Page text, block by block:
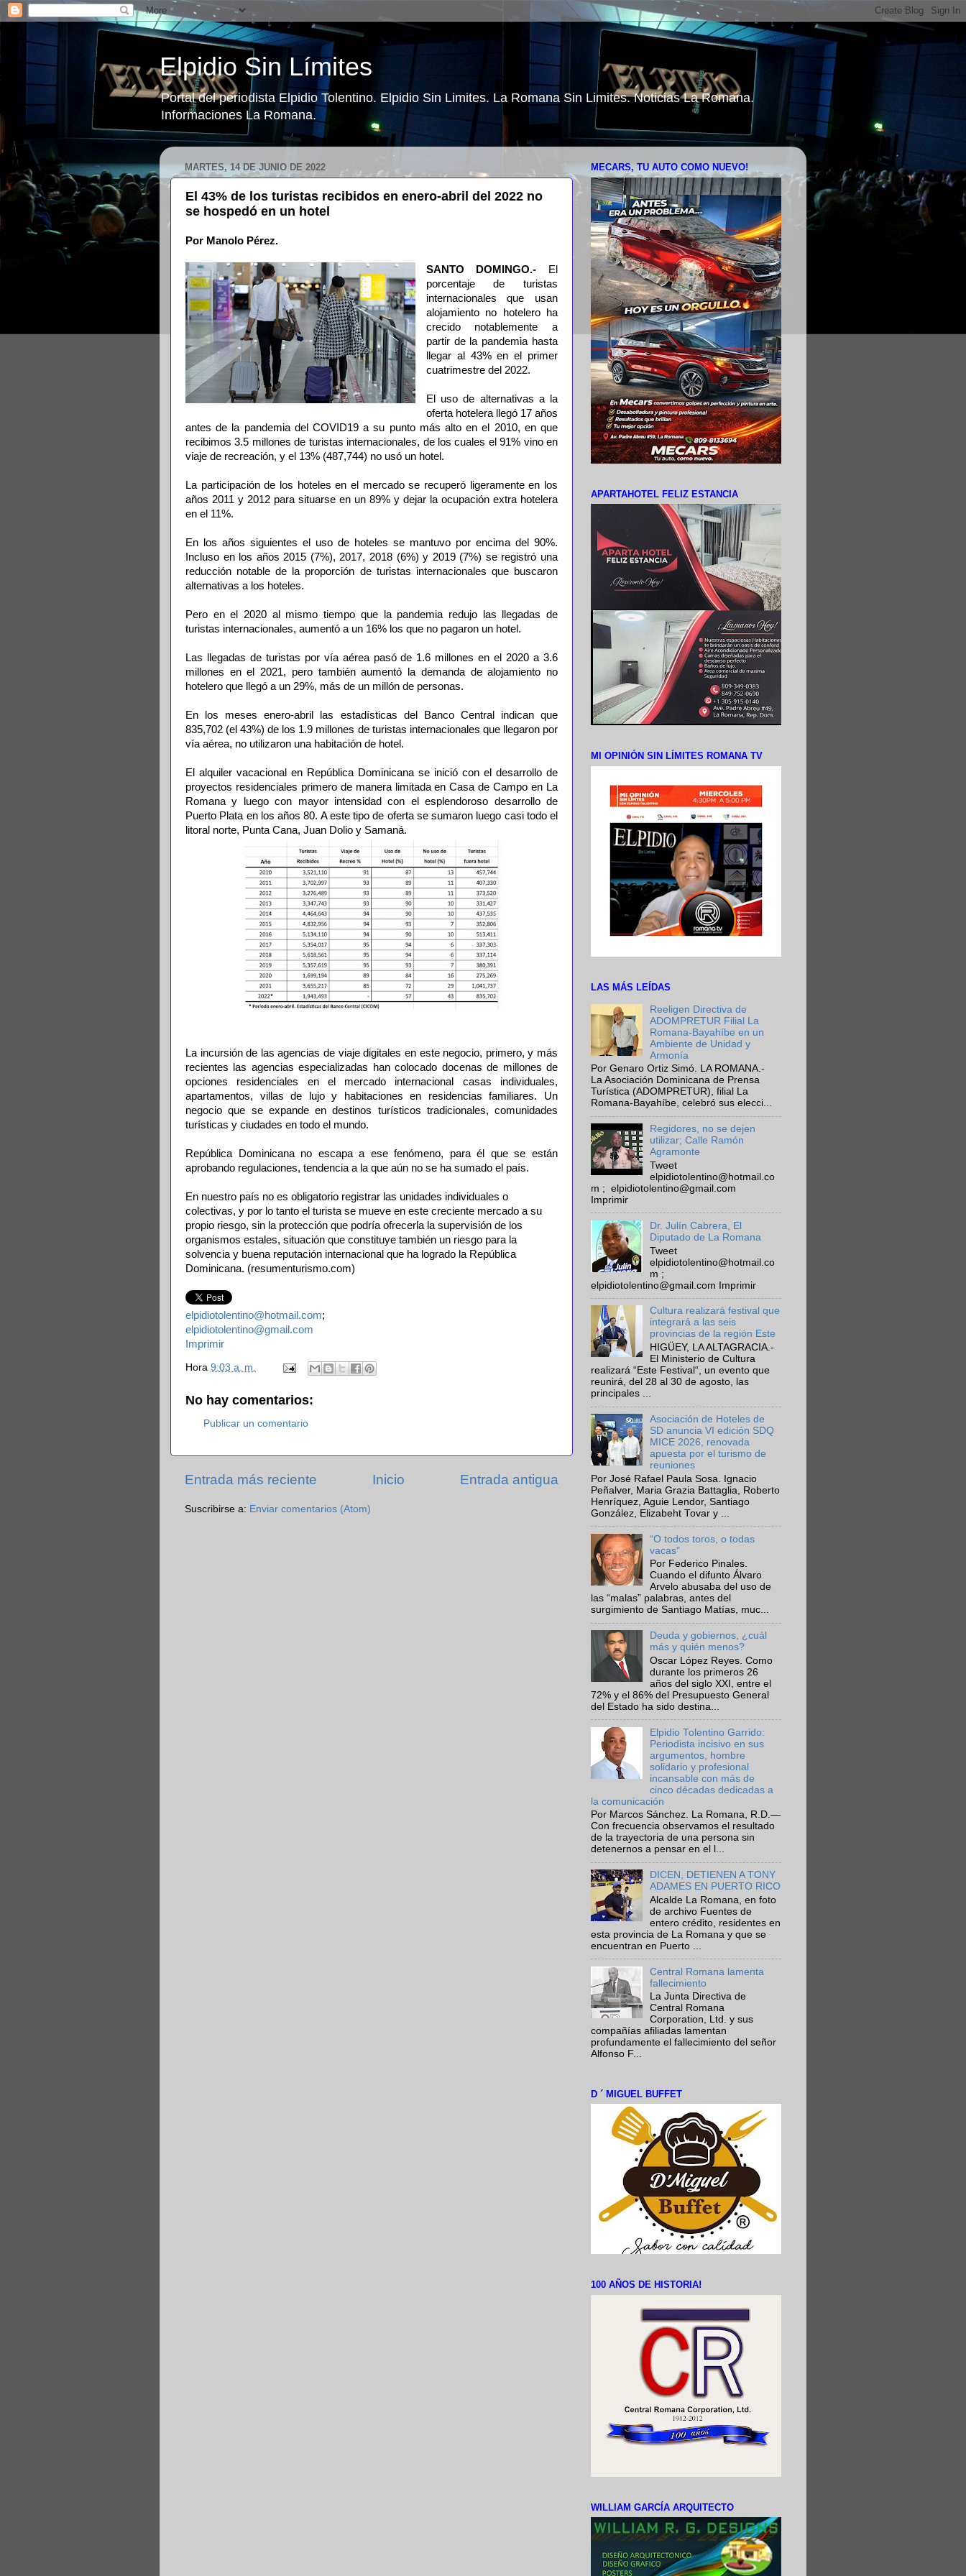
Elpidio Sin Límites
Portal del periodista Elpidio Tolentino. Elpidio Sin Limites. La Romana Sin Limites. Noticias La Romana.
Informaciones La Romana.
MARTES, 14 DE JUNIO DE 2022
El 43% de los turistas recibidos en enero-abril del 2022 no
se hospedó en un hotel
Por Manolo Pérez.
SANTO DOMINGO.- El
porcentaje de turistas
internacionales que usan
alojamiento no hotelero ha
crecido notablemente a
partir de la pandemia hasta
llegar al 43% en el primer
cuatrimestre del 2022.
El uso de alternativas a la
oferta hotelera llegó 17 años
antes de la pandemia del COVID19 a su punto más alto en el 2010, en que
recibimos 3.5 millones de turistas internacionales, de los cuales el 91% vino en
viaje de recreación, y el 13% (487,744) no usó un hotel.
La participación de los hoteles en el mercado se recuperó ligeramente en los
años 2011 y 2012 para situarse en un 89% y dejar la ocupación extra hotelera
en el 11%.
En los años siguientes el uso de hoteles se mantuvo por encima del 90%.
Incluso en los años 2015 (7%), 2017, 2018 (6%) y 2019 (7%) se registró una
reducción notable de la proporción de turistas internacionales que buscaron
alternativas a los hoteles.
Pero en el 2020 al mismo tiempo que la pandemia redujo las llegadas de
turistas internacionales, aumentó a un 16% los que no pagaron un hotel.
Las llegadas de turistas por vía aérea pasó de 1.6 millones en el 2020 a 3.6
millones en el 2021, pero también aumentó la demanda de alojamiento no
hotelero que llegó a un 29%, más de un millón de personas.
En los meses enero-abril las estadísticas del Banco Central indican que
835,702 (el 43%) de los 1.9 millones de turistas internacionales que llegaron por
vía aérea, no utilizaron una habitación de hotel.
El alquiler vacacional en República Dominicana se inició con el desarrollo de
proyectos residenciales primero de manera limitada en Casa de Campo en La
Romana y luego con mayor intensidad con el esplendoroso desarrollo de
Puerto Plata en los años 80. A este tipo de oferta se sumaron luego casi todo el
litoral norte, Punta Cana, Juan Dolio y Samaná.
La incursión de las agencias de viaje digitales en este negocio, primero, y más
recientes las agencias especializadas han colocado docenas de millones de
opciones residenciales en el mercado internacional casas individuales,
apartamentos, villas de lujo y habitaciones en residencias familiares. Un
negocio que se expande en destinos turísticos tradicionales, comunidades
turísticas y ciudades en todo el mundo.
República Dominicana no escapa a ese fenómeno, para él que se están
aprobando regulaciones, tendencia a la que aún no se ha sumado el país.
En nuestro país no es obligatorio registrar las unidades individuales o
colectivas, y por lo tanto el turista se mueve en este creciente mercado a su
propio riesgo, sin la protección que podría ofrecerla la supervisión de los
organismos estales, situación que constituye también un riesgo para la
solvencia y buena reputación internacional que ha logrado la República
Dominicana. (resumenturismo.com)
elpidiotolentino@hotmail.com;
elpidiotolentino@gmail.com
Imprimir
Hora 9:03 a. m.
No hay comentarios:
Publicar un comentario
Entrada más reciente Entrada antigua
Inicio
Suscribirse a: Enviar comentarios (Atom)
MECARS, TU AUTO COMO NUEVO!
APARTAHOTEL FELIZ ESTANCIA
MI OPINIÓN SIN LÍMITES ROMANA TV
LAS MÁS LEÍDAS
Reeligen Directiva de
ADOMPRETUR Filial La
Romana-Bayahíbe en un
Ambiente de Unidad y
Armonía
Por Genaro Ortiz Simó. LA ROMANA.-
La Asociación Dominicana de Prensa
Turística (ADOMPRETUR), filial La
Romana-Bayahíbe, celebró sus elecci...
Regidores, no se dejen
utilizar; Calle Ramón
Agramonte
Tweet
elpidiotolentino@hotmail.co
m ; elpidiotolentino@gmail.com
Imprimir
Dr. Julín Cabrera, El
Diputado de La Romana
Tweet
elpidiotolentino@hotmail.co
m ;
elpidiotolentino@gmail.com Imprimir
Cultura realizará festival que
integrará a las seis
provincias de la región Este
HIGÜEY, LA ALTAGRACIA.-
El Ministerio de Cultura
realizará “Este Festival“, un evento que
reunirá, del 28 al 30 de agosto, las
principales ...
Asociación de Hoteles de
SD anuncia VI edición SDQ
MICE 2026, renovada
apuesta por el turismo de
reuniones
Por José Rafael Paula Sosa. Ignacio
Peñalver, Maria Grazia Battaglia, Roberto
Henríquez, Aguie Lendor, Santiago
González, Elizabeht Tovar y ...
“O todos toros, o todas
vacas”
Por Federico Pinales.
Cuando el difunto Álvaro
Arvelo abusaba del uso de
las “malas” palabras, antes del
surgimiento de Santiago Matías, muc...
Deuda y gobiernos, ¿cuál
más y quién menos?
Oscar López Reyes. Como
durante los primeros 26
años del siglo XXI, entre el
72% y el 86% del Presupuesto General
del Estado ha sido destina...
Elpidio Tolentino Garrido:
Periodista incisivo en sus
argumentos, hombre
solidario y profesional
incansable con más de
cinco décadas dedicadas a
la comunicación
Por Marcos Sánchez. La Romana, R.D.—
Con frecuencia observamos el resultado
de la trayectoria de una persona sin
detenernos a pensar en el l...
DICEN, DETIENEN A TONY
ADAMES EN PUERTO RICO
Alcalde La Romana, en foto
de archivo Fuentes de
entero crédito, residentes en
esta provincia de La Romana y que se
encuentran en Puerto ...
Central Romana lamenta
fallecimiento
La Junta Directiva de
Central Romana
Corporation, Ltd. y sus
compañías afiliadas lamentan
profundamente el fallecimiento del señor
Alfonso F...
D ´ MIGUEL BUFFET
100 AÑOS DE HISTORIA!
WILLIAM GARCÍA ARQUITECTO